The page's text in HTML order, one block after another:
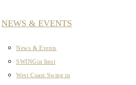
NEWS & EVENTS
News & Events
SWINGin Imst
West Coast Swing in